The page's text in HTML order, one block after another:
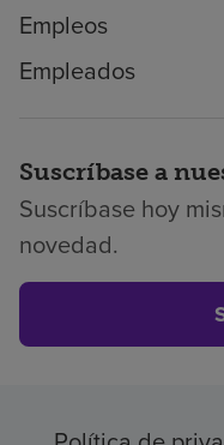
Empleos
Empleados
Suscríbase a
Suscríbase hoy
novedad.